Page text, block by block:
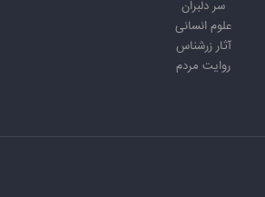
سر دلبران
علوم انسانی
آثار زرشناس
روایت مردم